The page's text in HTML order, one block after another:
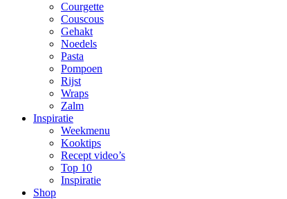
Courgette
Couscous
Gehakt
Noedels
Pasta
Pompoen
Rijst
Wraps
Zalm
Inspiratie
Weekmenu
Kooktips
Recept video’s
Top 10
Inspiratie
Shop